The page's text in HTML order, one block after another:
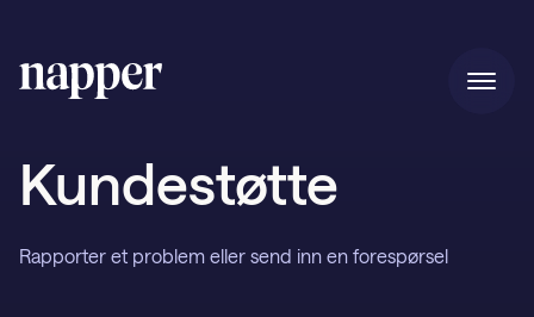
Hjem
Priser
Kundestøtte
Rapporter et problem eller send inn en forespørsel